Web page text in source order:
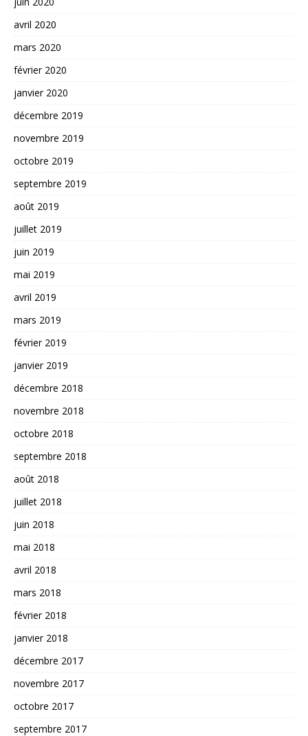
avril 2020
mars 2020
février 2020
janvier 2020
décembre 2019
novembre 2019
octobre 2019
septembre 2019
août 2019
juillet 2019
juin 2019
mai 2019
avril 2019
mars 2019
février 2019
janvier 2019
décembre 2018
novembre 2018
octobre 2018
septembre 2018
août 2018
juillet 2018
juin 2018
mai 2018
avril 2018
mars 2018
février 2018
janvier 2018
décembre 2017
novembre 2017
octobre 2017
septembre 2017